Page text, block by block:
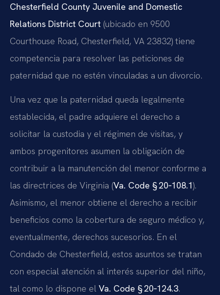
Chesterfield County Juvenile and Domestic
Relations District Court (ubicado en 9500
Courthouse Road, Chesterfield, VA 23832) tiene
competencia para resolver las peticiones de
paternidad que no estén vinculadas a un divorcio.
Una vez que la paternidad queda legalmente
establecida, el padre adquiere el derecho a
solicitar la custodia y el régimen de visitas, y
ambos progenitores asumen la obligación de
contribuir a la manutención del menor conforme a
las directrices de Virginia (Va. Code § 20‑108.1).
Asimismo, el menor obtiene el derecho a recibir
beneficios como la cobertura de seguro médico y,
eventualmente, derechos sucesorios. En el
Condado de Chesterfield, estos asuntos se tratan
con especial atención al interés superior del niño,
tal como lo dispone el Va. Code § 20‑124.3.